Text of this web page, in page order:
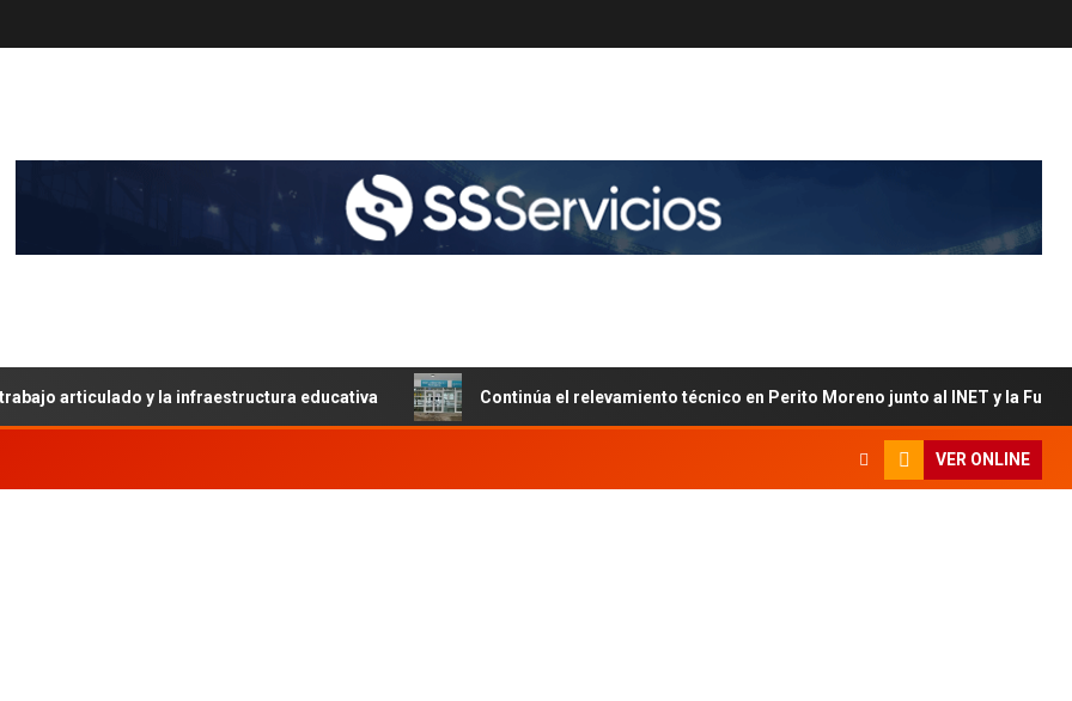
articulado y la infraestructura educativa Continúa el relevamiento técnico en Perito Moreno junto al INET y la
VER ONLINE